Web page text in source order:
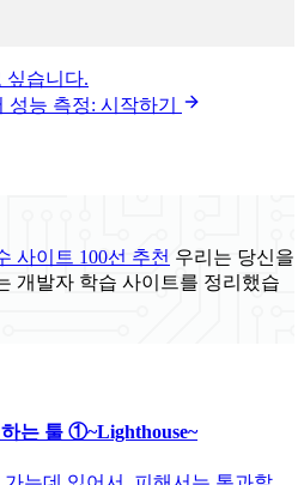
싶습니다.
성능 측정: 시작하기
사이트 100선 추천 우리는 당신을
개발자 학습 사이트를 정리했습
는 툴 ①~Lighthouse~